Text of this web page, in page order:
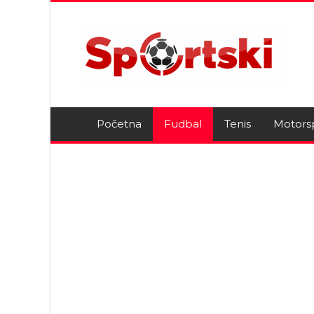
Početna Fudbal Tenis